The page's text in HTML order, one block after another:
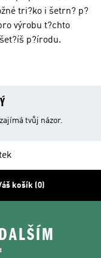
tri?ko i šetrn? p?
výrobu t?chto
p?írodu.
tvůj názor.
košík (0)